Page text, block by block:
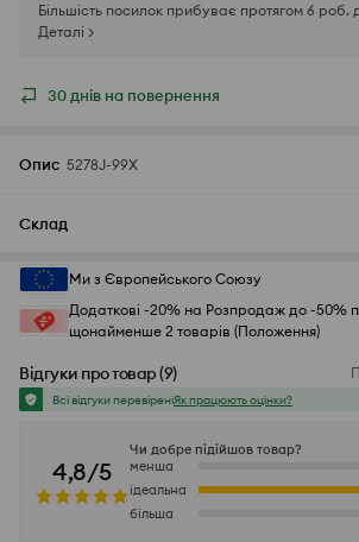
Більшість посилок прибуває протягом 6 роб.
Деталі >
30 днів на повернення
Опис 5278J-99X
Склад
Ми з Європейського Союзу
Додаткові -20% на Розпродаж до -50%
щонайменше 2 товарів (Положення)
Відгуки про товар(9)
Всі відгуки перевіреніЯк працюють оцінки?
4,8/5
Чи добре підійшов товар?
менша
ідеальна
більша